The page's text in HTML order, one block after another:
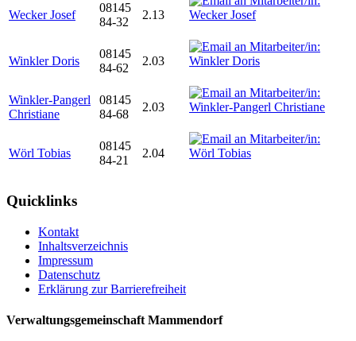
Wecker Josef
08145
84-32
2.13
Winkler Doris
08145
84-62
2.03
Winkler-Pangerl
Christiane
08145
84-68
2.03
Wörl Tobias
08145
84-21
2.04
Quicklinks
Kontakt
Inhaltsverzeichnis
Impressum
Datenschutz
Erklärung zur Barrierefreiheit
Verwaltungsgemeinschaft Mammendorf